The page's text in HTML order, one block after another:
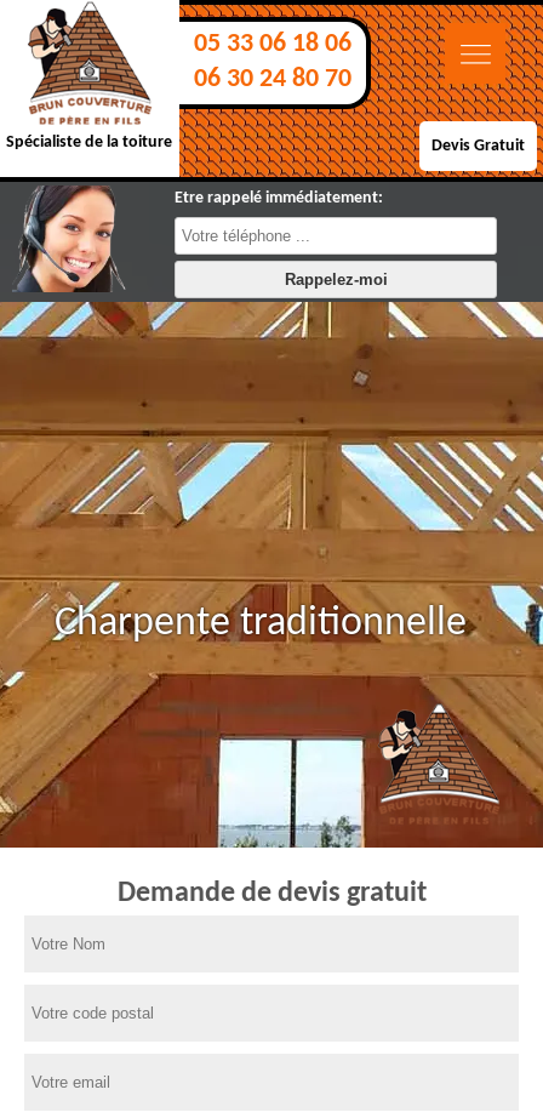
Spécialiste de la toiture
05 33 06 18 06
06 30 24 80 70
Devis Gratuit
Etre rappelé immédiatement:
Charpente traditionnelle
Demande de devis gratuit